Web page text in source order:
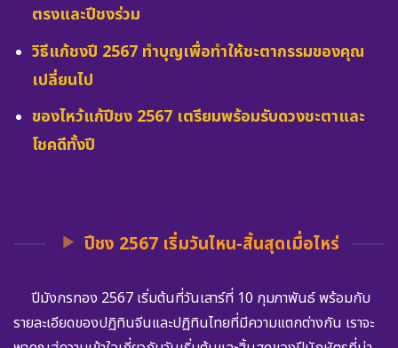
ตรงและปีชงร่วม
วิธีแก้ชงปี 2567 ทำบุญเพื่อทำให้ชะตากรรมของคุณ
เปลี่ยนไป
ของไหว้แก้ปีชง 2567 เตรียมพร้อมรับดวงชะตาและ
โชคดีทั้งปี
ปีชง 2567 เริ่มวันไหน-สิ้นสุดเมื่อไหร่
ปีมังกรทอง 2567 เริ่มต้นที่วันเสาร์ที่ 10 กุมภาพันธ์ พร้อมกับ
รายละเอียดของปฏิทินจีนและปฏิทินไทยที่มีความแตกต่างกัน เราจะ